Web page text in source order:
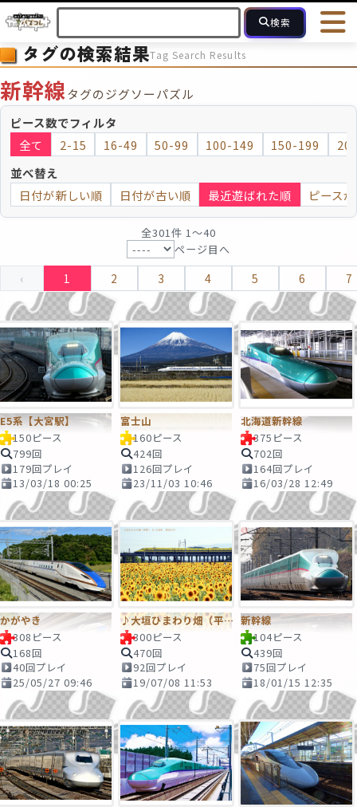
検索
HOME 会員登録
ヘルプ
最近投稿され
ピース数 2～15 16～49 50～99 100
モザイク モザイクのみ
タグの検索結果Tag Search Results
新幹線タグのジグソーパズル
ピース数でフィルタ
全て
2-15 16-49 50-99 100-149 150-199
並べ替え
日付が新しい順
日付が古い順 最近遊ばれた順 ピース
全301件 1〜40
ページ目へ
‹ 1 2 3 4 5 6 7
E5系【大宮駅】
150ピース
799回
179回プレイ
13/03/18 00:25
富士山
160ピース
424回
126回プレイ
23/11/03 10:46
北海道新幹線
375ピース
702回
164回プレイ
16/03/28 12:49
かがやき
308ピース
168回
40回プレイ
25/05/27 09:46
♪大垣ひまわり畑（平町） © 大垣市
300ピース
470回
92回プレイ
19/07/08 11:53
新幹線
104ピース
439回
75回プレイ
18/01/15 12:35